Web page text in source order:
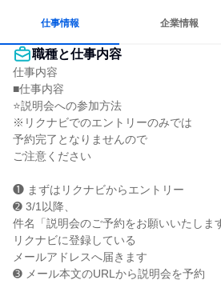
仕事情報 企業情報
職種と仕事内容
仕事内容
■仕事内容
⭐説明会への参加方法
※リクナビでのエントリーのみでは
予約完了となりませんので
ご注意ください
❶ まずはリクナビからエントリー
➋ 3/1以降、
件名「説明会のご予約をお願いいたしま
リクナビに登録している
メールアドレスへ届きます
➌ メール本文のURLから説明会を予約